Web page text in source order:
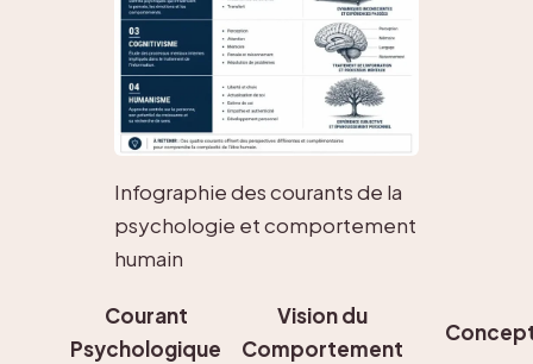
Infographie des courants de la
psychologie et comportement
humain
Courant
Psychologique
Vision du
Comportement